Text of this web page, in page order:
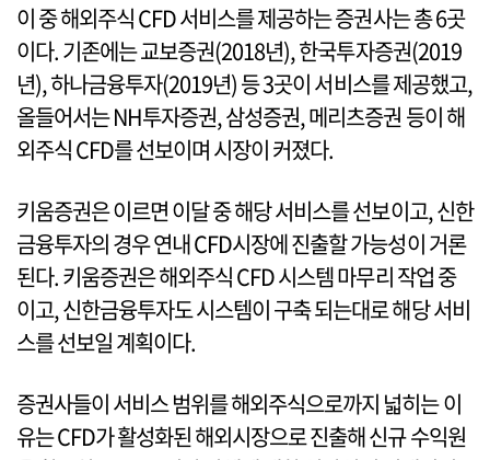
이 중 해외주식 CFD 서비스를 제공하는 증권사는 총 6곳
이다. 기존에는 교보증권(2018년), 한국투자증권(2019
년), 하나금융투자(2019년) 등 3곳이 서비스를 제공했고,
올들어서는 NH투자증권, 삼성증권, 메리츠증권 등이 해
외주식 CFD를 선보이며 시장이 커졌다.
키움증권은 이르면 이달 중 해당 서비스를 선보이고, 신한
금융투자의 경우 연내 CFD시장에 진출할 가능성이 거론
된다. 키움증권은 해외주식 CFD 시스템 마무리 작업 중
이고, 신한금융투자도 시스템이 구축 되는대로 해당 서비
스를 선보일 계획이다.
증권사들이 서비스 범위를 해외주식으로까지 넓히는 이
유는 CFD가 활성화된 해외시장으로 진출해 신규 수익원